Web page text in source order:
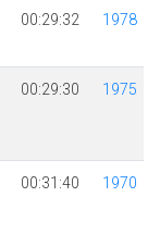
00:29:32 1978
00:29:30 1975
00:31:40 1970